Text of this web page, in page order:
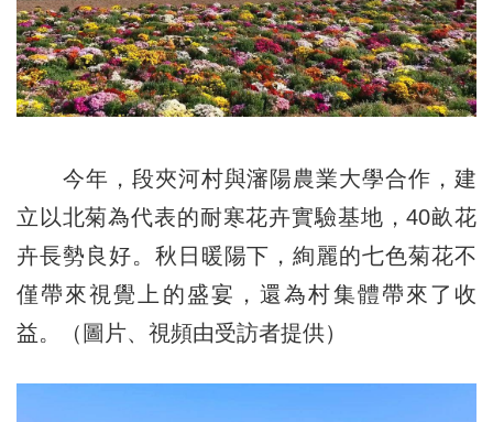
今年，段夾河村與瀋陽農業大學合作，建
立以北菊為代表的耐寒花卉實驗基地，40畝花
卉長勢良好。秋日暖陽下，絢麗的七色菊花不
僅帶來視覺上的盛宴，還為村集體帶來了收
益。（圖片、視頻由受訪者提供）